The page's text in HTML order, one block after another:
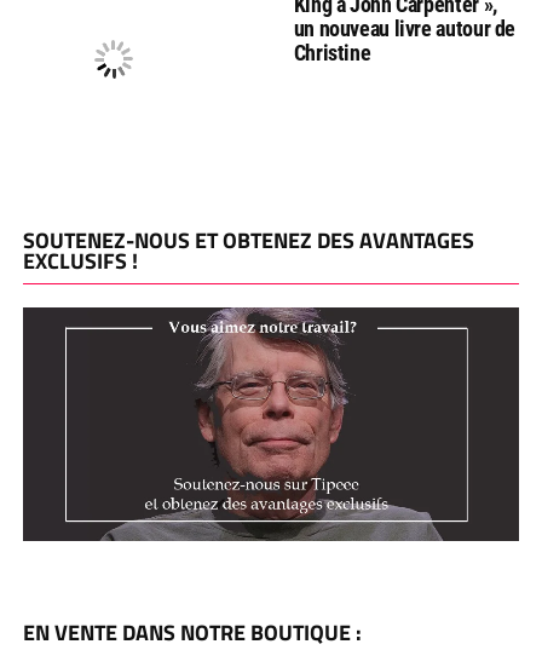
un nouveau livre autour de
Christine
SOUTENEZ-NOUS ET OBTENEZ DES AVANTAGES
EXCLUSIFS !
EN VENTE DANS NOTRE BOUTIQUE :